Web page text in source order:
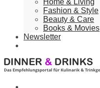
Home & Living
Fashion & Style
Beauty & Care
Books & Movies
Newsletter